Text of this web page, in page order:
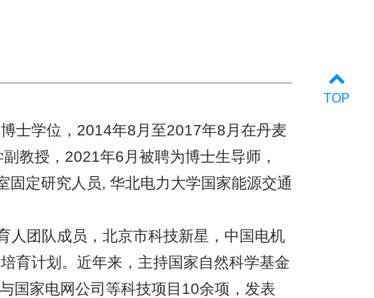
士学位，2014年8月至2017年8月在丹麦
教授，2021年6月被聘为博士生导师，
定研究人员, 华北电力大学国家能源交通
人团队成员，北京市科技新星，中国电机
育计划。近年来，主持国家自然科学基金
国家电网公司等科技项目10余项，发表
TOP